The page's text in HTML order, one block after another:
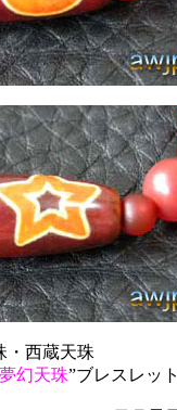
・西蔵天珠
夢幻天珠”ブレスレット